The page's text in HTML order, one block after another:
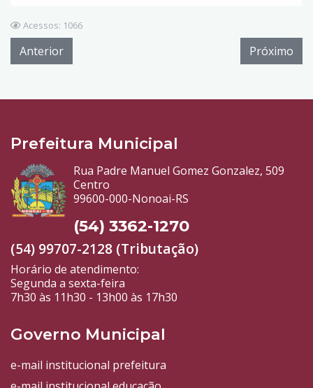
Acessos: 1066
Anterior Próximo
Prefeitura Municipal
Rua Padre Manuel Gomez Gonzalez, 509
Centro
99600-000-Nonoai-RS
(54) 3362-1270
(54) 99707-2128 (Tributação)
Horário de atendimento:
Segunda a sexta-feira
7h30 às 11h30 - 13h00 às 17h30
Governo Municipal
e-mail institucional prefeitura